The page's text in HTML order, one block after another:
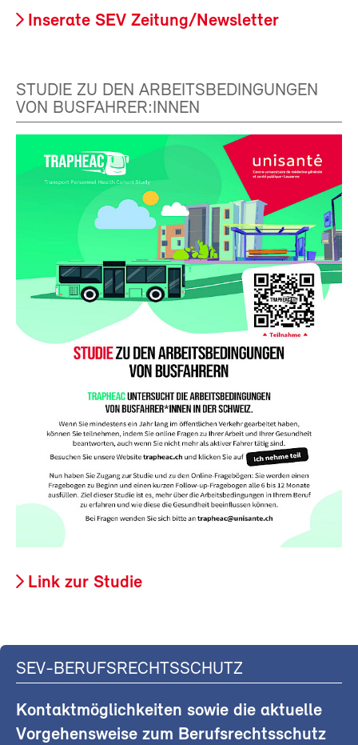
Inserate SEV Zeitung/Newsletter
STUDIE ZU DEN ARBEITSBEDINGUNGEN
VON BUSFAHRER:INNEN
Link zur Studie
SEV-BERUFSRECHTSSCHUTZ
Kontaktmöglichkeiten sowie die aktuelle
Vorgehensweise zum Berufsrechtsschutz